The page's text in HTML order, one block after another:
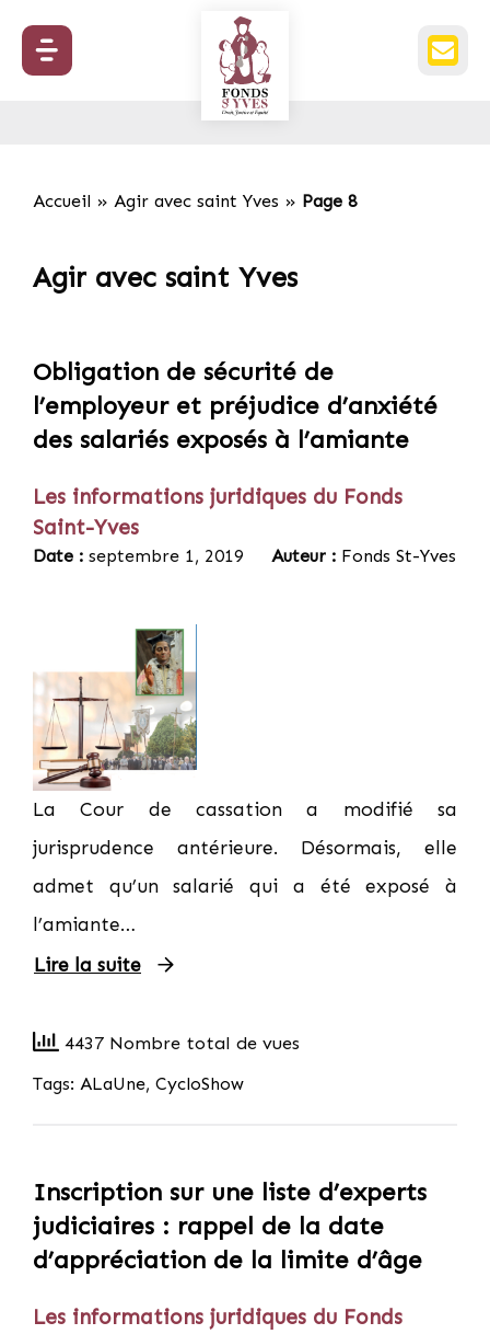
Accueil » Agir avec saint Yves » Page 8
Agir avec saint Yves
Obligation de sécurité de
l’employeur et préjudice d’anxiété
des salariés exposés à l’amiante
Les informations juridiques du Fonds
Saint-Yves
Date : septembre 1, 2019 Auteur : Fonds St-Yves
La Cour de cassation a modifié sa
jurisprudence antérieure. Désormais, elle
admet qu’un salarié qui a été exposé à
l’amiante…
Lire la suite
4437 Nombre total de vues
Tags: ALaUne, CycloShow
Inscription sur une liste d’experts
judiciaires : rappel de la date
d’appréciation de la limite d’âge
Les informations juridiques du Fonds